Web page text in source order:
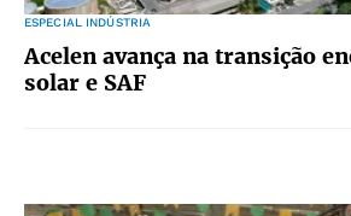
ESPECIAL INDÚSTRIA
Acelen avança na transição
solar e SAF